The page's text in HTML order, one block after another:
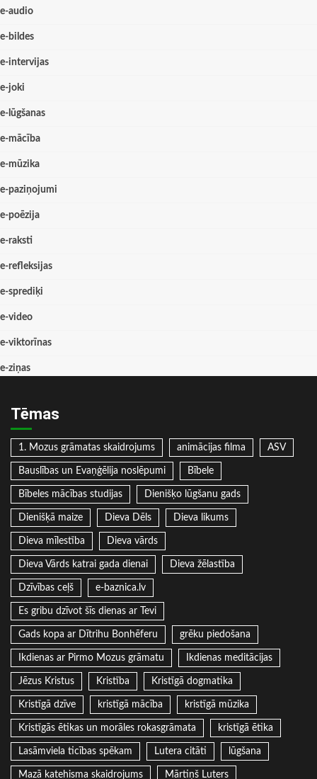
e-audio
e-bildes
e-intervijas
e-joki
e-lūgšanas
e-mācība
e-mūzika
e-paziņojumi
e-poēzija
e-raksti
e-refleksijas
e-sprediķi
e-video
e-viktorīnas
e-ziņas
Tēmas
1. Mozus grāmatas skaidrojums animācijas filma ASV
Bauslības un Evaņģēlija noslēpumi Bībele
Bībeles mācības studijas Dienišķo lūgšanu gads
Dienišķā maize Dieva Dēls Dieva likums
Dieva mīlestība Dieva vārds
Dieva Vārds katrai gada dienai Dieva žēlastība
Dzīvības ceļš e-baznica.lv
Es gribu dzīvot šīs dienas ar Tevi
Gads kopa ar Dītrihu Bonhēferu grēku piedošana
Ikdienas ar Pirmo Mozus grāmatu Ikdienas meditācijas
Jēzus Kristus Kristība Kristīgā dogmatika
Kristīgā dzīve kristīgā mācība kristīgā mūzika
Kristīgās ētikas un morāles rokasgrāmata kristīgā ētika
Lasāmviela ticības spēkam Lutera citāti lūgšana
Mazā katehisma skaidrojums Mārtiņš Luters